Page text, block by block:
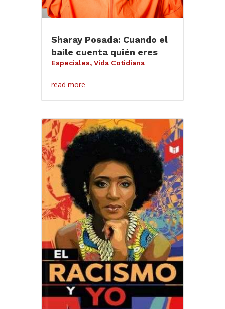
Sharay Posada: Cuando el
baile cuenta quién eres
Especiales, Vida Cotidiana
read more